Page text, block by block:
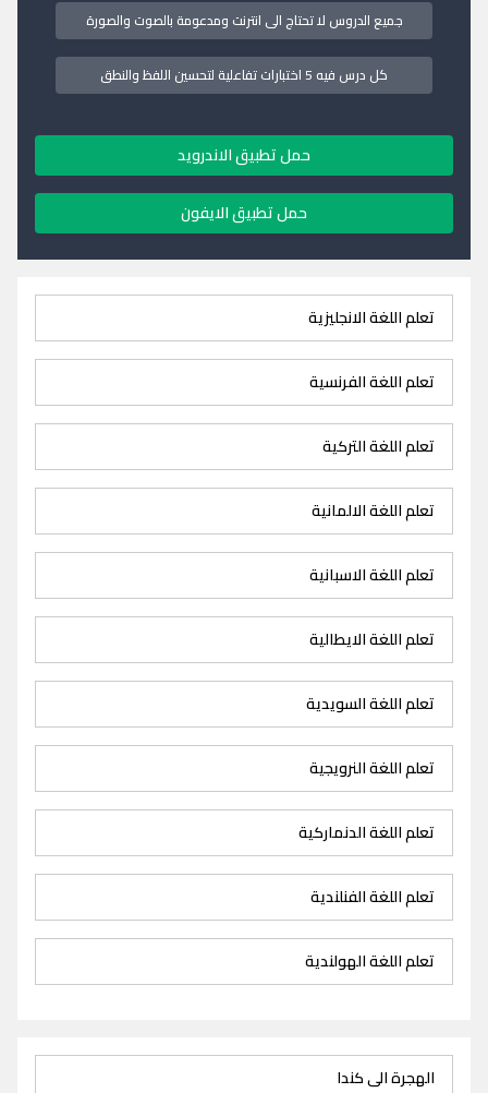
جميع الدروس لا تحتاج الى انترنت ومدعومة بالصوت والصورة
كل درس فيه 5 اختبارات تفاعلية لتحسين اللفظ والنطق
حمل تطبيق الاندرويد
حمل تطبيق الايفون
تعلم اللغة الانجليزية
تعلم اللغة الفرنسية
تعلم اللغة التركية
تعلم اللغة الالمانية
تعلم اللغة الاسبانية
تعلم اللغة الايطالية
تعلم اللغة السويدية
تعلم اللغة النرويجية
تعلم اللغة الدنماركية
تعلم اللغة الفنلندية
تعلم اللغة الهولندية
الهجرة الى كندا